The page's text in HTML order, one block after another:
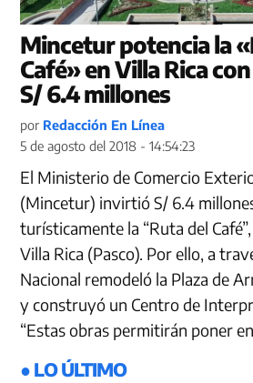
Mincetur potencia la
Café» en Villa Rica
S/ 6.4 millones
por Redacción En Línea
5 de agosto del 2018 - 14:54:23
El Ministerio de Comercio
(Mincetur) invirtió S/ 6.4
turísticamente la “Ruta del
Villa Rica (Pasco). Por ello, a
Nacional remodeló la Plaza de
y construyó un Centro de
“Estas obras permitirán poner
● LO ÚLTIMO